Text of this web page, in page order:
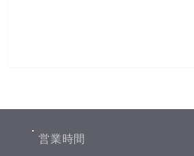
空き状況をお知らせします 8月7
​営業時間